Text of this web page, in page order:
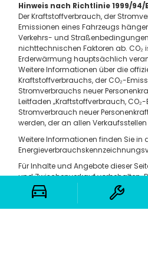
Hinweis nach Richtlinie 1999/94/
Der Kraftstoffverbrauch, der
Emissionen eines Fahrzeugs
Verkehrs- und
nichttechnischen Faktoren ab. CO₂
Erderwärmung hauptsächlich
Weitere Informationen über die
Kraftstoffverbrauchs, der CO₂-
Stromverbrauchs neuer
Leitfaden „Kraftstoffverbrauch,
Stromverbrauch neuer
werden, der an allen
Weitere Informationen finden Sie in
Für Inhalte und Angebote dieser
und Zwischenverkauf vorbehalten.
Kombination mit anderen Aktionen